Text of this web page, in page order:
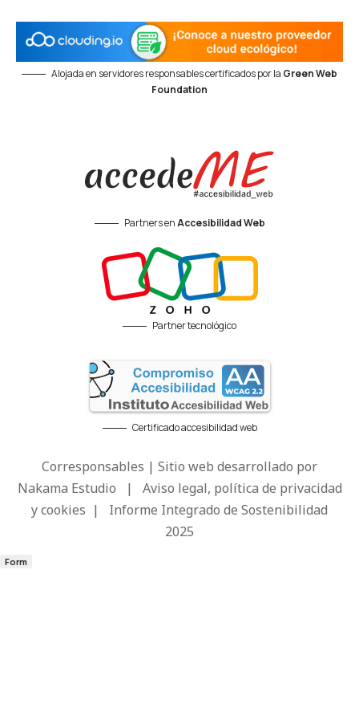
Alojada en servidores responsables certificados por la Green Web
Foundation
Partners enAccesibilidad Web
Partner tecnológico
Certificado accesibilidad web
Corresponsables | Sitio web desarrollado por
Nakama Estudio | Aviso legal, política de privacidad
y cookies | Informe Integrado de Sostenibilidad
2025
Form